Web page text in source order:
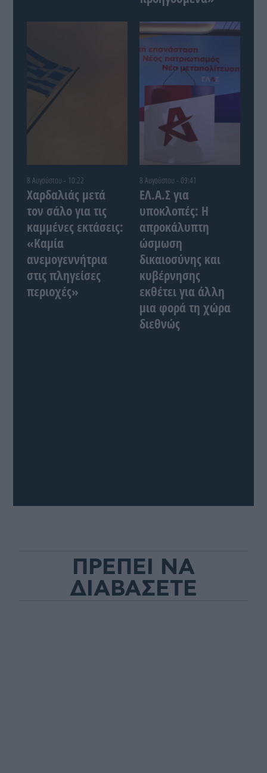
8 Αυγούστου - 10:22
Χαρδαλιάς μετά
τον σάλο για τις
καμμένες εκτάσεις:
«Καμία
ανεμογεννήτρια
στις πληγείσες
περιοχές»
8 Αυγούστου - 09:41
ΕΛ.Α.Σ για
υποκλοπές: Η
απροκάλυπτη
ώσμωση
δικαιοσύνης και
κυβέρνησης
εκθέτει για άλλη
μια φορά τη χώρα
διεθνώς
ΠΡΕΠΕΙ ΝΑ
ΔΙΑΒΑΣΕΤΕ